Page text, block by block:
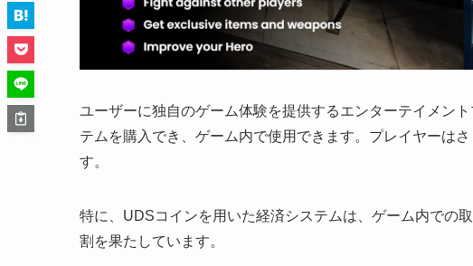
ユーザーに独自のゲーム体験を提供するエンターテイメン
テムを購入でき、ゲーム内で使用できます。プレイヤーは
す。
特に、UDSコインを用いた経済システムは、ゲーム内での
割を果たしています。